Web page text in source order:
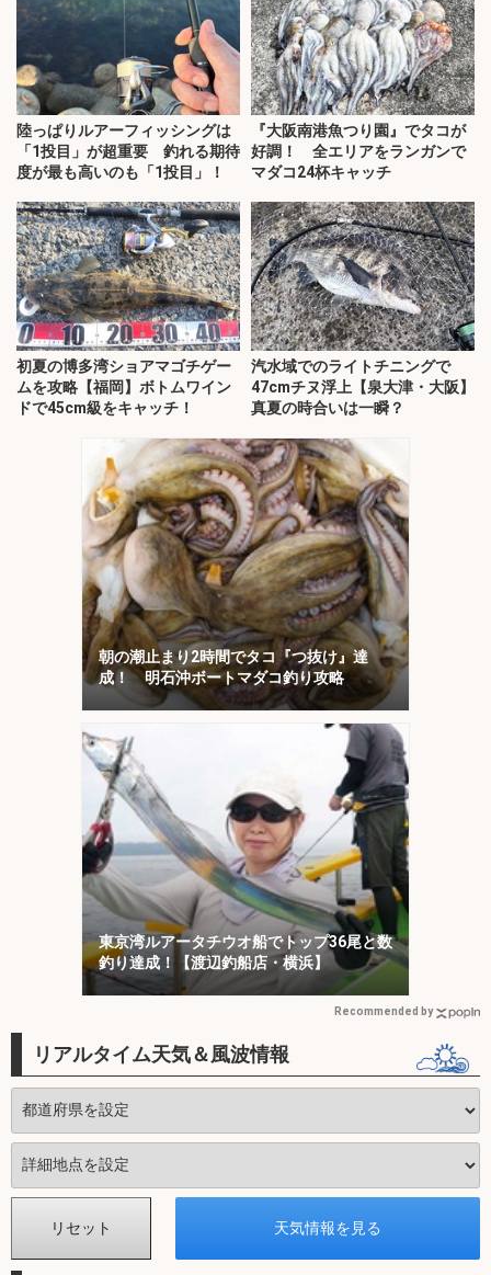
陸っぱりルアーフィッシングは
「1投目」が超重要 釣れる期待
度が最も高いのも「1投目」！
『大阪南港魚つり園』でタコが
好調！ 全エリアをランガンで
マダコ24杯キャッチ
初夏の博多湾ショアマゴチゲー
ムを攻略【福岡】ボトムワイン
ドで45cm級をキャッチ！
汽水域でのライトチニングで
47cmチヌ浮上【泉大津・大阪】
真夏の時合いは一瞬？
朝の潮止まり2時間でタコ『つ抜け』達
成！ 明石沖ボートマダコ釣り攻略
東京湾ルアータチウオ船でトップ36尾と数
釣り達成！【渡辺釣船店・横浜】
Recommended by
リアルタイム天気＆風波情報